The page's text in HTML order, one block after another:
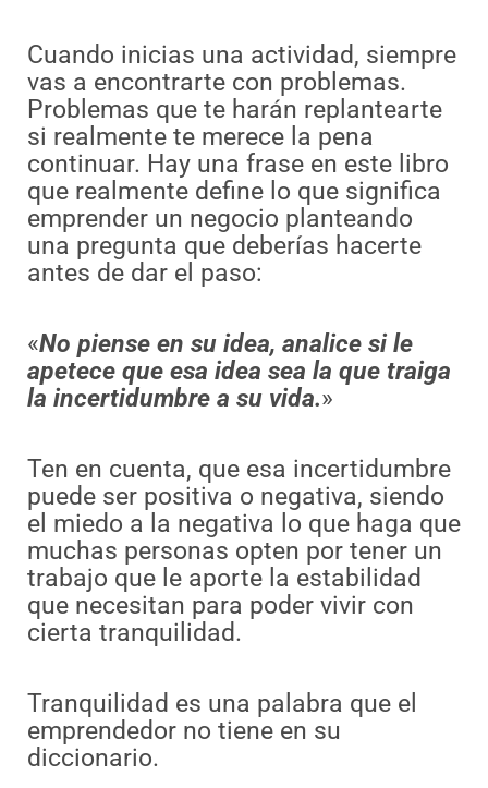
Cuando inicias una actividad, siempre
vas a encontrarte con problemas.
Problemas que te harán replantearte
si realmente te merece la pena
continuar. Hay una frase en este libro
que realmente define lo que significa
emprender un negocio planteando
una pregunta que deberías hacerte
antes de dar el paso:
«No piense en su idea, analice si le
apetece que esa idea sea la que traiga
la incertidumbre a su vida.»
Ten en cuenta, que esa incertidumbre
puede ser positiva o negativa, siendo
el miedo a la negativa lo que haga que
muchas personas opten por tener un
trabajo que le aporte la estabilidad
que necesitan para poder vivir con
cierta tranquilidad.
Tranquilidad es una palabra que el
emprendedor no tiene en su
diccionario.